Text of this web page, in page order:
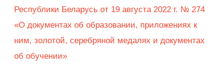
Республики Беларусь от 19 августа 2022 г. № 274
«О документах об образовании, приложениях к
ним, золотой, серебряной медалях и документах
об обучении»